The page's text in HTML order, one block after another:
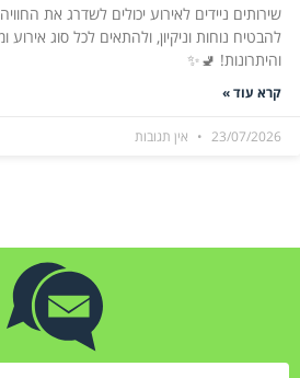
שירותים ניידים לאירוע יכולים לשדרג את
להבטיח נוחות וניקיון, ולהתאים לכל סוג אירוע
והיתרונות! 🚽✨
קרא עוד »
23/07/2026 אין תגובות